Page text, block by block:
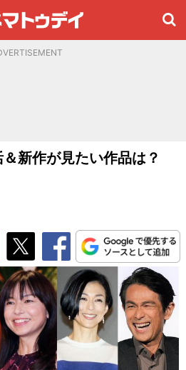
新作が見たい作品は？